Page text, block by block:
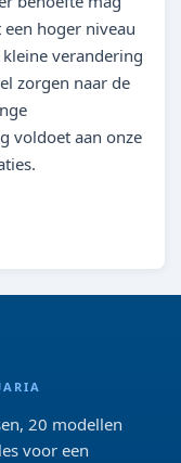
hoger niveau
verandering
zorgen naar de
voldoet aan onze
20 modellen
voor een